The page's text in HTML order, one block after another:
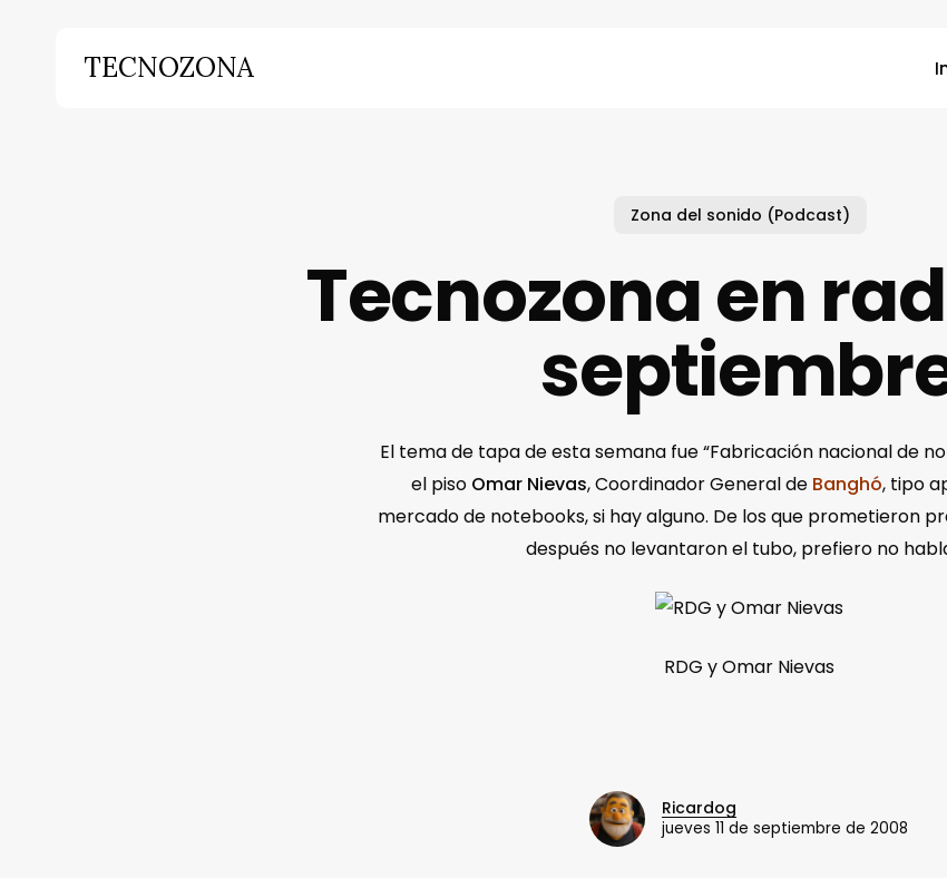
TECNOZONA
Zona del sonido (Podcast)
Tecnozona en
El tema de tapa de esta semana fue “Fabricación nacional de
el piso Omar Nievas, Coordinador General de Banghó, tipo
mercado de notebooks, si hay alguno. De los que prometieron
después no levantaron el tubo, prefiero no
RDG y Omar Nievas
Ricardog
jueves 11 de septiembre de 2008